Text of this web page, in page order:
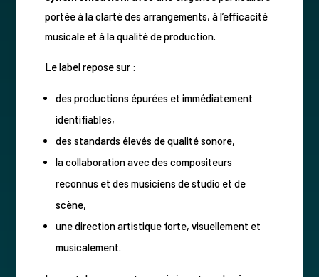
portée à la clarté des arrangements, à l’efficacité
musicale et à la qualité de production.
Le label repose sur :
des productions épurées et immédiatement
identifiables,
des standards élevés de qualité sonore,
la collaboration avec des compositeurs
reconnus et des musiciens de studio et de
scène,
une direction artistique forte, visuellement et
musicalement.